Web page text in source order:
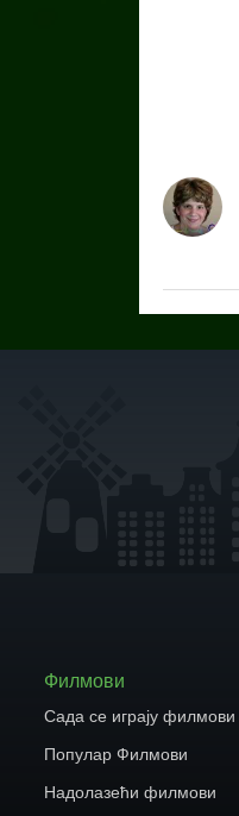
Филмови
Сада се играју филмови
Популар Филмови
Надолазећи филмови